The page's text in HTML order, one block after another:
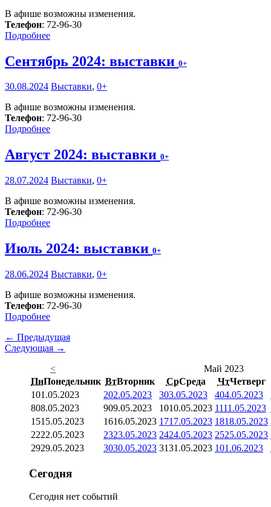
В афише возможны изменения.
Телефон: 72-96-30
Подробнее
Сентябрь 2024: выставки 0+
30.08.2024 Выставки, 0+
В афише возможны изменения.
Телефон: 72-96-30
Подробнее
Август 2024: выставки 0+
28.07.2024 Выставки, 0+
В афише возможны изменения.
Телефон: 72-96-30
Подробнее
Июль 2024: выставки 0+
28.06.2024 Выставки, 0+
В афише возможны изменения.
Телефон: 72-96-30
Подробнее
← Предыдущая
Следующая →
<
Май 2023
ПнПонедельник ВтВторник СрСреда ЧтЧетверг
101.05.2023 202.05.2023 303.05.2023 404.05.2023
808.05.2023 909.05.2023 1010.05.2023 1111.05.2023
1515.05.2023 1616.05.2023 1717.05.2023 1818.05.2023
2222.05.2023 2323.05.2023 2424.05.2023 2525.05.2023
2929.05.2023 3030.05.2023 3131.05.2023 101.06.2023
Сегодня
Сегодня нет событий